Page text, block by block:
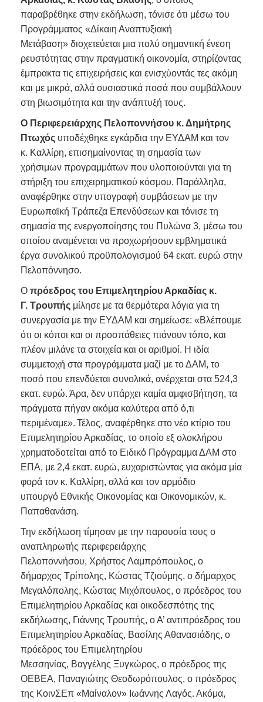
παραβρέθηκε στην εκδήλωση, τόνισε ότι μέσω του
Προγράμματος «Δίκαιη Αναπτυξιακή
Μετάβαση» διοχετεύεται μια πολύ σημαντική ένεση
ρευστότητας στην πραγματική οικονομία, στηρίζοντας
έμπρακτα τις επιχειρήσεις και ενισχύοντάς τες ακόμη
και με μικρά, αλλά ουσιαστικά ποσά που συμβάλλουν
στη βιωσιμότητα και την ανάπτυξή τους.
Ο Περιφερειάρχης Πελοποννήσου κ. Δημήτρης
Πτωχός υποδέχθηκε εγκάρδια την ΕΥΔΑΜ και τον
κ. Καλλίρη, επισημαίνοντας τη σημασία των
χρήσιμων προγραμμάτων που υλοποιούνται για τη
στήριξη του επιχειρηματικού κόσμου. Παράλληλα,
αναφέρθηκε στην υπογραφή συμβάσεων με την
Ευρωπαϊκή Τράπεζα Επενδύσεων και τόνισε τη
σημασία της ενεργοποίησης του Πυλώνα 3, μέσω του
οποίου αναμένεται να προχωρήσουν εμβληματικά
έργα συνολικού προϋπολογισμού 64 εκατ. ευρώ στην
Πελοπόννησο.
Ο πρόεδρος του Επιμελητηρίου Αρκαδίας κ.
Γ. Τρουπής μίλησε με τα θερμότερα λόγια για τη
συνεργασία με την ΕΥΔΑΜ και σημείωσε: «Βλέπουμε
ότι οι κόποι και οι προσπάθειες πιάνουν τόπο, και
πλέον μιλάνε τα στοιχεία και οι αριθμοί. Η ιδία
συμμετοχή στα προγράμματα μαζί με το ΔΑΜ, το
ποσό που επενδύεται συνολικά, ανέρχεται στα 524,3
εκατ. ευρώ. Άρα, δεν υπάρχει καμία αμφισβήτηση, τα
πράγματα πήγαν ακόμα καλύτερα από ό,τι
περιμέναμε». Τέλος, αναφέρθηκε στο νέο κτίριο του
Επιμελητηρίου Αρκαδίας, το οποίο εξ ολοκλήρου
χρηματοδοτείται από το Ειδικό Πρόγραμμα ΔΑΜ στο
ΕΠΑ, με 2,4 εκατ. ευρώ, ευχαριστώντας για ακόμα μία
φορά τον κ. Καλλίρη, αλλά και τον αρμόδιο
υπουργό Εθνικής Οικονομίας και Οικονομικών, κ.
Παπαθανάση.
Την εκδήλωση τίμησαν με την παρουσία τους ο
αναπληρωτής περιφερειάρχης
Πελοποννήσου, Χρήστος Λαμπρόπουλος, ο
δήμαρχος Τρίπολης, Κώστας Τζιούμης, ο δήμαρχος
Μεγαλόπολης, Κώστας Μιχόπουλος, ο πρόεδρος του
Επιμελητηρίου Αρκαδίας και οικοδεσπότης της
εκδήλωσης, Γιάννης Τρουπής, ο Α’ αντιπρόεδρος του
Επιμελητηρίου Αρκαδίας, Βασίλης Αθανασιάδης, ο
πρόεδρος του Επιμελητηρίου
Μεσσηνίας, Βαγγέλης Ξυγκώρος, ο πρόεδρος της
ΟΕΒΕΑ, Παναγιώτης Θεοδωρόπουλος, ο πρόεδρος
της ΚοινΣΕπ «Μαίναλον» Ιωάννης Λαγός. Ακόμα,